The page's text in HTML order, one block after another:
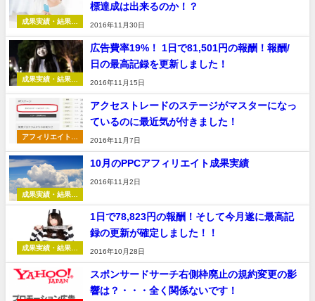
成果実績・結果報
標達成は出来るのか！？
2016年11月30日
成果実績・結果報
広告費率19%！ 1日で81,501円の報酬！報酬/
日の最高記録を更新しました！
2016年11月15日
アフィリエイト全
アクセストレードのステージがマスターになっ
ているのに最近気が付きました！
2016年11月7日
成果実績・結果報
告
10月のPPCアフィリエイト成果実績
2016年11月2日
成果実績・結果報
1日で78,823円の報酬！そして今月遂に最高記
録の更新が確定しました！！
2016年10月28日
スポンサードサーチ右側枠廃止の規約変更の影
響は？・・・全く関係ないです！